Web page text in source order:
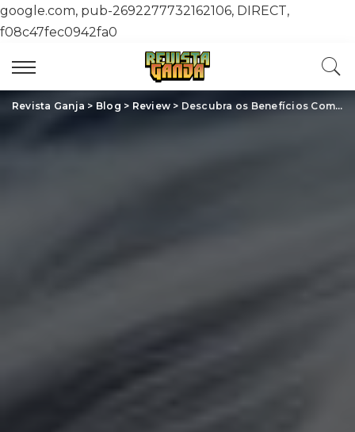
google.com, pub-2692277732162106, DIRECT,
f08c47fec0942fa0
Revista Ganja > Blog > Review > Descubra os Benefícios Comprovados da Cannabis Medicinal: Transformação no Tratamento de Doenças Crônicas